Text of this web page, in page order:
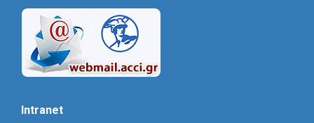
Intranet